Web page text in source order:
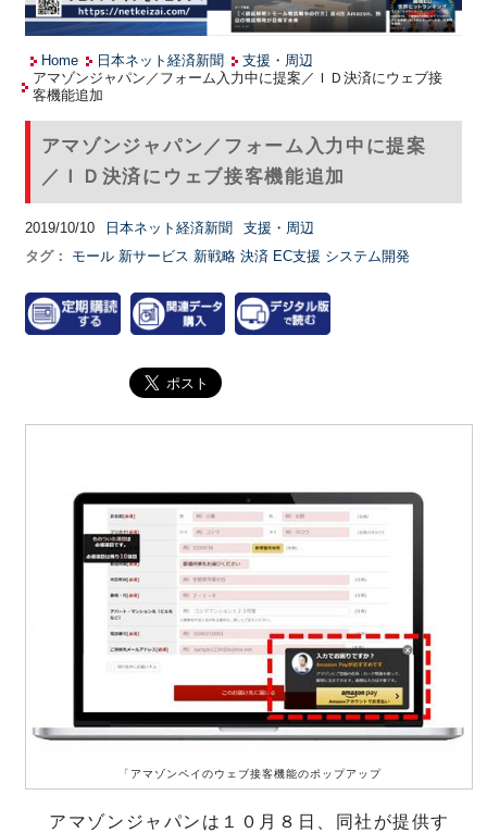
Home 日本ネット経済新聞
支援・周辺
アマゾンジャパン／フォーム入力中に提案／ＩＤ決済にウェブ接
客機能追加
アマゾンジャパン／フォーム入力中に提案
／ＩＤ決済にウェブ接客機能追加
2019/10/10 日本ネット経済新聞
支援・周辺
タグ：
モール 新サービス 新戦略 決済 EC支援 システム開発
「アマゾンペイのウェブ接客機能のポップアップ
アマゾンジャパンは１０月８日、同社が提供す